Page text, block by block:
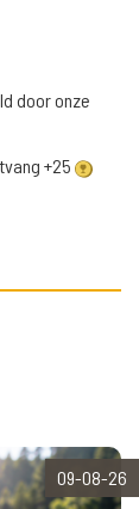
door onze
+25
09-08-26